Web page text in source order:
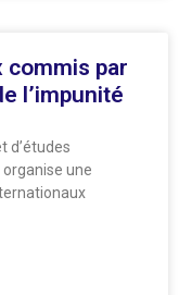
commis par
l’impunité
d’études
une